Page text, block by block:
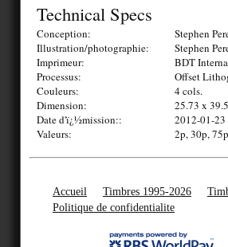
Technical Specs
Conception:
Stephen
Illustration/photographie:
Stephen
Imprimeur:
BDT
Processus:
Offset
Couleurs:
4 cols.
Dimension:
25.73 x
Date d'ï¿½mission::
2012-01-23
Valeurs:
2p, 30p,
Accueil Timbres 1995-2026
Politique de confidentialite